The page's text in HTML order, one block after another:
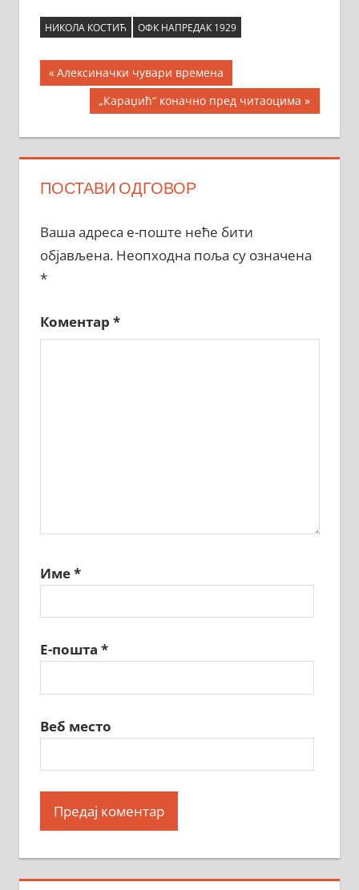
НИКОЛА КОСТИЋ ОФК НАПРЕДАК 1929
Кретање
чланка
Previous
Post:
Алексиначки чувари времена
Next
Post:
„Караџић“ коначно пред читаоцима
ПОСТАВИ ОДГОВОР
Ваша адреса е-поште неће бити
објављена. Неопходна поља су означена
*
Коментар *
Име*
Е-пошта *
Веб место